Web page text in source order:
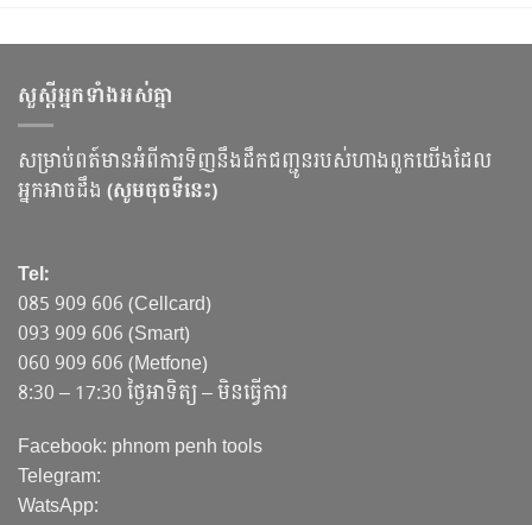
សួស្ដីអ្នកទាំងអស់គ្នា
សម្រាប់ពត៍មានអំពីការទិញនឹងដឹកជញ្ជូនរបស់ហាងពួកយើងដែល
អ្នកអាចដឹង (សូមចុចទីនេះ)
Tel:
085 909 606 (Cellcard)
093 909 606 (Smart)
060 909 606 (Metfone)
8:30 – 17:30 ថ្ងៃអាទិត្យ – មិនធ្វើការ
Facebook: phnom penh tools
Telegram:
WatsApp: